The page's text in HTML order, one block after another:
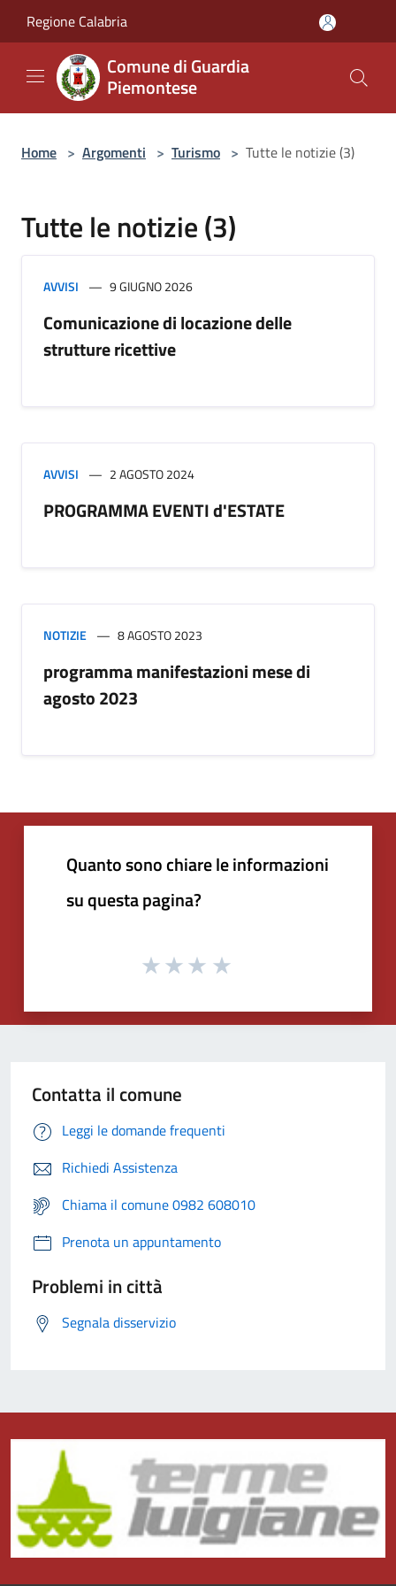
Regione Calabria
Comune di Guardia
Piemontese
Home > Argomenti > Turismo > Tutte le notizie (3)
Tutte le notizie (3)
AVVISI 9 GIUGNO 2026
Comunicazione di locazione delle
strutture ricettive
AVVISI 2 AGOSTO 2024
PROGRAMMA EVENTI d'ESTATE
NOTIZIE 8 AGOSTO 2023
programma manifestazioni mese di
agosto 2023
Quanto sono chiare le informazioni
su questa pagina?
Contatta il comune
Leggi le domande frequenti
Richiedi Assistenza
Chiama il comune 0982 608010
Prenota un appuntamento
Problemi in città
Segnala disservizio